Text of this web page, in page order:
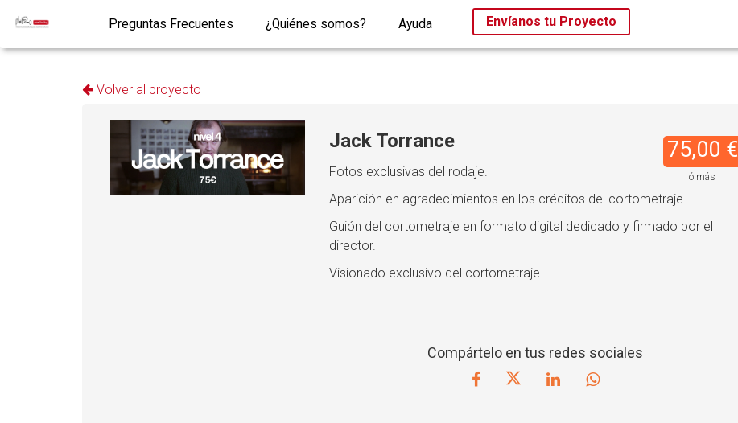
Preguntas Frecuentes ¿Quiénes somos? Ayuda Envíanos tu Proyecto
Volver al proyecto
75,00 €
ó más
Jack Torrance
Fotos exclusivas del rodaje.
Aparición en agradecimientos en los créditos del cortometraje.
Guión del cortometraje en formato digital dedicado y firmado por el
director.
Visionado exclusivo del cortometraje.
Compártelo en tus redes sociales